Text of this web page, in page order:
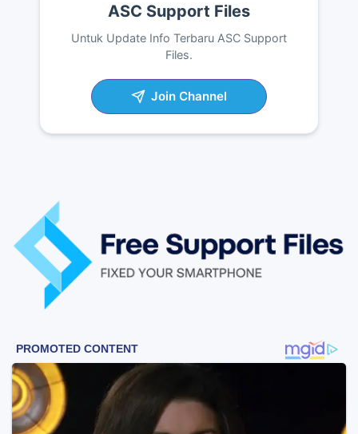
ASC Support Files
Untuk Update Info Terbaru ASC Support
Files.
Join Channel